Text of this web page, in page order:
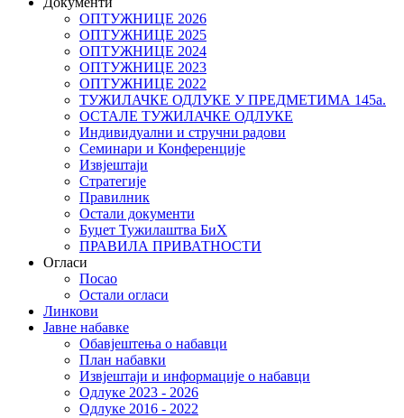
ОПТУЖНИЦЕ 2026
ОПТУЖНИЦЕ 2025
ОПТУЖНИЦЕ 2024
ОПТУЖНИЦЕ 2023
ОПТУЖНИЦЕ 2022
ТУЖИЛАЧКЕ ОДЛУКЕ У ПРЕДМЕТИМА 145а.
ОСТАЛЕ ТУЖИЛАЧКЕ ОДЛУКЕ
Индивидуални и стручни радови
Семинари и Конференције
Извјештаји
Стратегије
Правилник
Остали документи
Буџет Тужилаштва БиХ
ПРАВИЛА ПРИВАТНОСТИ
Огласи
Посао
Остали огласи
Линкови
Јавне набавке
Обавјештења о набавци
План набавки
Извјештаји и информације о набавци
Одлуке 2023 - 2026
Одлуке 2016 - 2022